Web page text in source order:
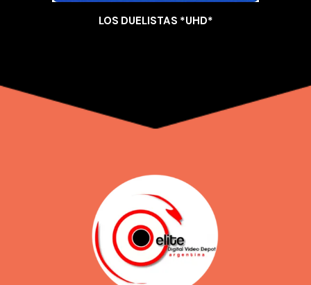
LOS DUELISTAS *UHD*